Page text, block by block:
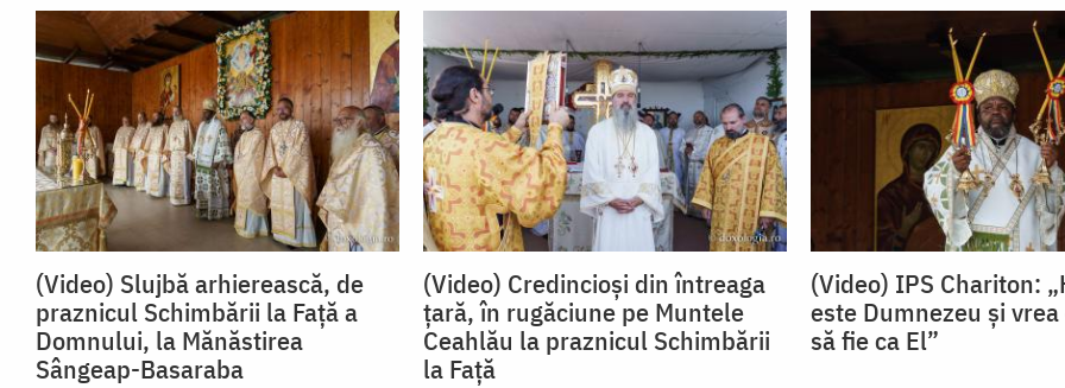
(Video) Slujbă arhierească, de
praznicul Schimbării la Față a
Domnului, la Mănăstirea
Sângeap-Basaraba
(Video) Credincioși din întreaga
țară, în rugăciune pe Muntele
Ceahlău la praznicul Schimbării
la Față
(Video) IPS Chariton:
este Dumnezeu și
să fie ca El”